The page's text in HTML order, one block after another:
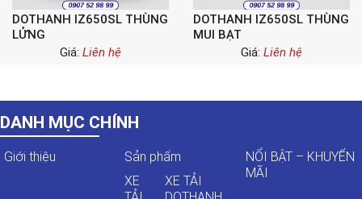
DOTHANH IZ650SL THÙNG
LỬNG
Giá: Liên hệ
DOTHANH IZ650SL THÙNG
MUI BẠT
Giá: Liên hệ
DANH MỤC CHÍNH
Giới thiệu
Sản phẩm
XE
XE TẢI
NỔI BẬT – KHUYẾN
MÃI